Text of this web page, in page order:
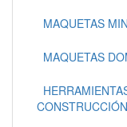
MAQUETAS
MAQUETAS